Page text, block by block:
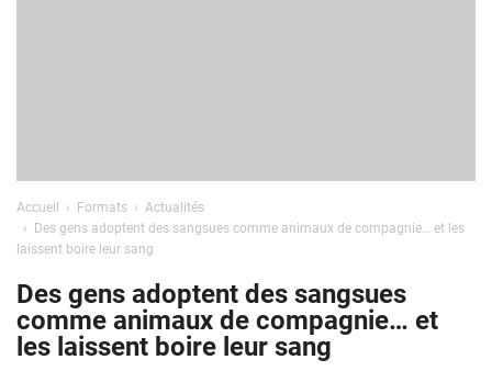
Accueil Formats
Actualités
Des gens adoptent des sangsues comme animaux de compagnie… et les
laissent boire leur sang
Des gens adoptent des sangsues
comme animaux de compagnie… et
les laissent boire leur sang